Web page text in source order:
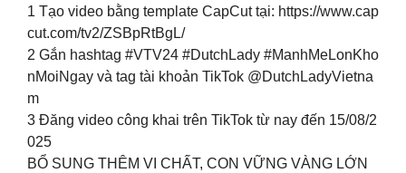
1️ Tạo video bằng template CapCut tại: https://www.cap
cut.com/tv2/ZSBpRtBgL/
2️ Gắn hashtag #VTV24 #DutchLady #ManhMeLonKho
nMoiNgay và tag tài khoản TikTok @DutchLadyVietna
m
3️ Đăng video công khai trên TikTok từ nay đến 15/08/2
025
BỔ SUNG THÊM VI CHẤT, CON VỮNG VÀNG LỚN